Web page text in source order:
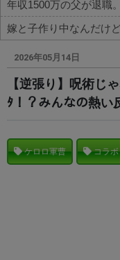
嫁と子作り中なんだけ
Powered by livedoor 相
2026年05月14日
【逆張り】呪術じ
ﾀ！？みんなの熱い
ケロロ軍曹 コラボ